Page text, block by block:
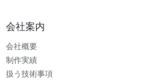
会社案内
会社概要
制作実績
扱う技術事項